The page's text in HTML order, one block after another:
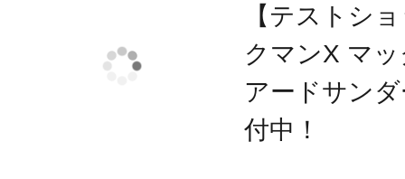
・昇竜拳を再現可能な新規大型エフ
・フェイスパーツの差し替えにより
・バスターは差し替えにより左右選
・ハンドパーツは付属のハンドパー
【テストシ
クマンX マ
アードサン
付中！